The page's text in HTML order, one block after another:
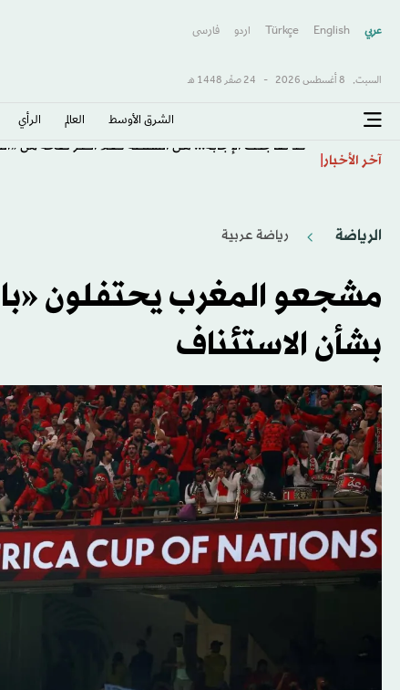
عربي English
Türkçe اردو فارسى
السبت, 8 أغسطس 2026 - 24 صفَر 1448 هـ
الشرق الأوسط​ العالم الرأي
آخر الأخبار قد تفاجئك الإجابة... هل السلطة فعلاً أكثر صحة من
الرياضة رياضة عربية
مشجعو المغرب يحتفلون
بشأن الاستئناف